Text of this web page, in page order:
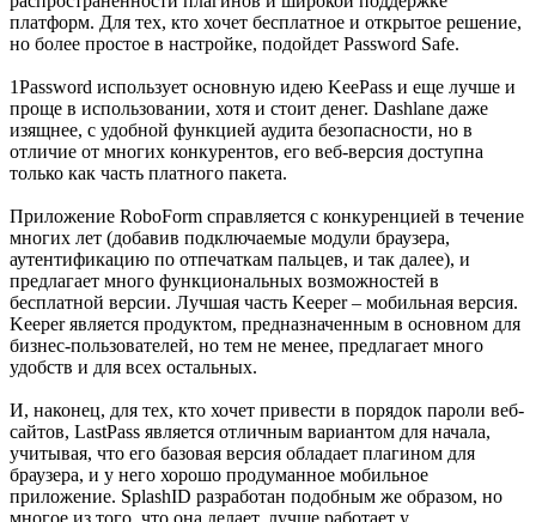
платформ. Для тех, кто хочет бесплатное и открытое решение,
но более простое в настройке, подойдет Password Safe.
1Password использует основную идею KeePass и еще лучше и
проще в использовании, хотя и стоит денег. Dashlane даже
изящнее, с удобной функцией аудита безопасности, но в
отличие от многих конкурентов, его веб-версия доступна
только как часть платного пакета.
Приложение RoboForm справляется с конкуренцией в течение
многих лет (добавив подключаемые модули браузера,
аутентификацию по отпечаткам пальцев, и так далее), и
предлагает много функциональных возможностей в
бесплатной версии. Лучшая часть Keeper – мобильная версия.
Keeper является продуктом, предназначенным в основном для
бизнес-пользователей, но тем не менее, предлагает много
удобств и для всех остальных.
И, наконец, для тех, кто хочет привести в порядок пароли веб-
сайтов, LastPass является отличным вариантом для начала,
учитывая, что его базовая версия обладает плагином для
браузера, и у него хорошо продуманное мобильное
приложение. SplashID разработан подобным же образом, но
многое из того, что она делает, лучше работает у